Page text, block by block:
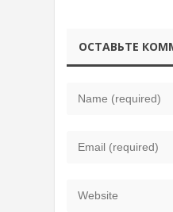
ОСТАВЬТЕ